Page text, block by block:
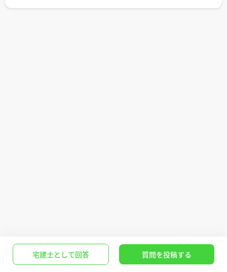
Q.勤続年数1年未満でも住宅ローン通る銀行はあり
宅建士として回答 質問を投稿する